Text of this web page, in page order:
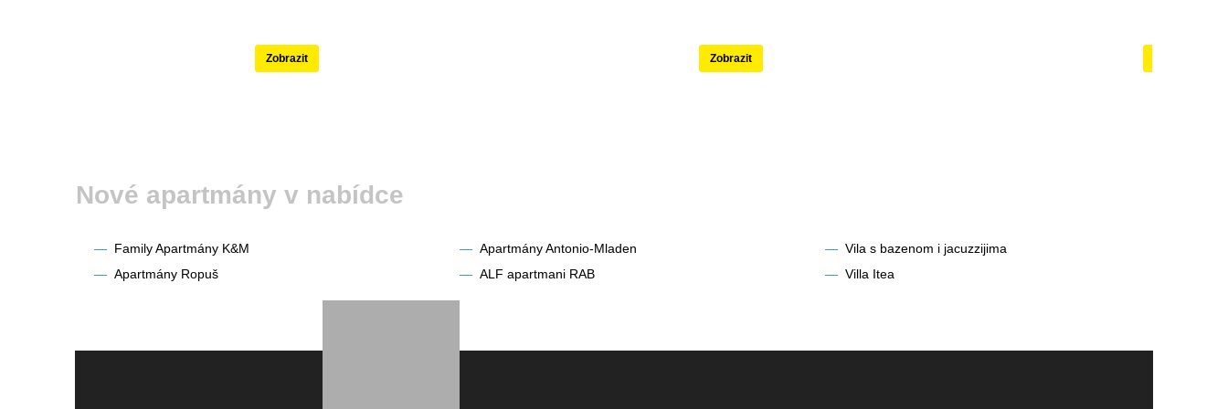
Zobrazit Zobrazit
Nové apartmány v nabídce
— Family Apartmány K&M
— Apartmány Ropuš
— Apartmány Antonio-Mladen
— ALF apartmani RAB
— Vila s bazenom i jacuzzijima
— Villa Itea